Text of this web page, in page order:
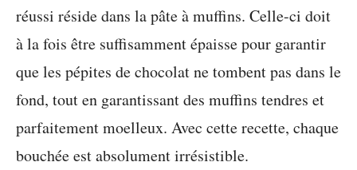
réussi réside dans la pâte à muffins. Celle-ci doit
à la fois être suffisamment épaisse pour garantir
que les pépites de chocolat ne tombent pas dans le
fond, tout en garantissant des muffins tendres et
parfaitement moelleux. Avec cette recette, chaque
bouchée est absolument irrésistible.